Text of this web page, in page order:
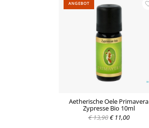
ANGEBOT
Aetherische Oele Primavera
Zypresse Bio 10ml
€ 13,90€ 11,00